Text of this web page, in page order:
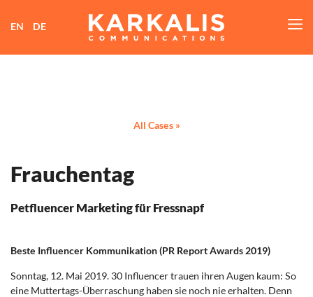
EN DE
All Cases »
Frauchentag
Petfluencer Marketing für Fressnapf
Beste Influencer Kommunikation (PR Report Awards 2019)
Sonntag, 12. Mai 2019. 30 Influencer trauen ihren Augen kaum: So
eine Muttertags-Überraschung haben sie noch nie erhalten. Denn